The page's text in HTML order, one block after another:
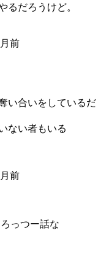
るだろうけど。
前
い合いをしているだ
ない者もいる
前
っつー話な